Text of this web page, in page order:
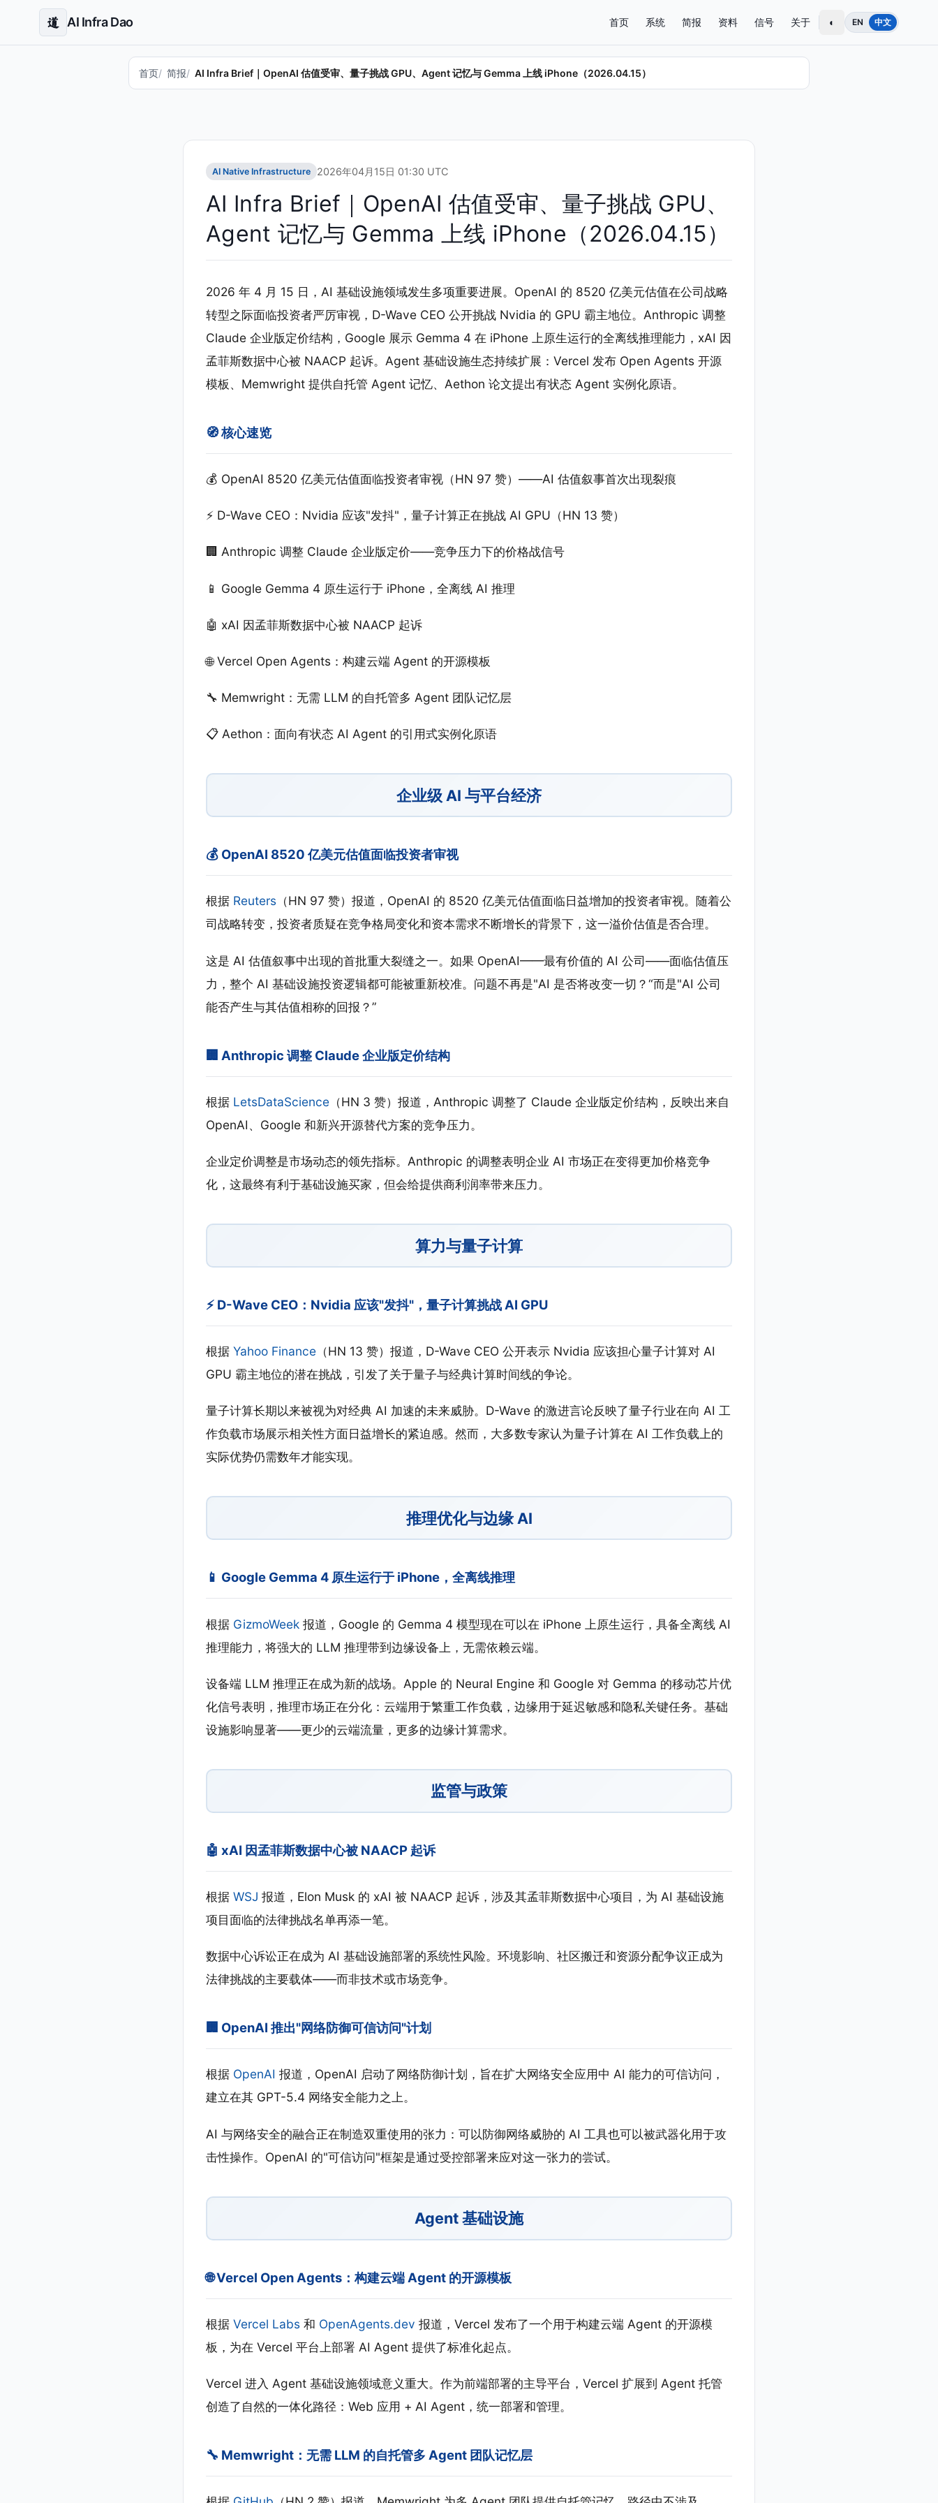
道 AI Infra Dao 首页 系统 简报 资料 信号 关于 ◐ EN 中文
首页 简报 AI Infra Brief｜OpenAI 估值受审、量子挑战 GPU、Agent 记忆与 Gemma 上线 iPhone（2026.04.15）
AI Native Infrastructure 2026年04月15日 01:30 UTC
AI Infra Brief｜OpenAI 估值受审、量子挑战 GPU、
Agent 记忆与 Gemma 上线 iPhone（2026.04.15）
2026 年 4 月 15 日，AI 基础设施领域发生多项重要进展。OpenAI 的 8520 亿美元估值在公司战略
转型之际面临投资者严厉审视，D-Wave CEO 公开挑战 Nvidia 的 GPU 霸主地位。Anthropic 调整
Claude 企业版定价结构，Google 展示 Gemma 4 在 iPhone 上原生运行的全离线推理能力，xAI 因
孟菲斯数据中心被 NAACP 起诉。Agent 基础设施生态持续扩展：Vercel 发布 Open Agents 开源
模板、Memwright 提供自托管 Agent 记忆、Aethon 论文提出有状态 Agent 实例化原语。
🧭 核心速览
💰 OpenAI 8520 亿美元估值面临投资者审视（HN 97 赞）——AI 估值叙事首次出现裂痕
⚡ D-Wave CEO：Nvidia 应该"发抖"，量子计算正在挑战 AI GPU（HN 13 赞）
🏢 Anthropic 调整 Claude 企业版定价——竞争压力下的价格战信号
📱 Google Gemma 4 原生运行于 iPhone，全离线 AI 推理
🤖 xAI 因孟菲斯数据中心被 NAACP 起诉
🌐 Vercel Open Agents：构建云端 Agent 的开源模板
🔧 Memwright：无需 LLM 的自托管多 Agent 团队记忆层
📋 Aethon：面向有状态 AI Agent 的引用式实例化原语
企业级 AI 与平台经济
💰 OpenAI 8520 亿美元估值面临投资者审视
根据 Reuters （HN 97 赞）报道，OpenAI 的 8520 亿美元估值面临日益增加的投资者审视。随着公
司战略转变，投资者质疑在竞争格局变化和资本需求不断增长的背景下，这一溢价估值是否合理。
这是 AI 估值叙事中出现的首批重大裂缝之一。如果 OpenAI——最有价值的 AI 公司——面临估值压
力，整个 AI 基础设施投资逻辑都可能被重新校准。问题不再是"AI 是否将改变一切？“而是"AI 公司
能否产生与其估值相称的回报？”
🏢 Anthropic 调整 Claude 企业版定价结构
根据 LetsDataScience （HN 3 赞）报道，Anthropic 调整了 Claude 企业版定价结构，反映出来自
OpenAI、Google 和新兴开源替代方案的竞争压力。
企业定价调整是市场动态的领先指标。Anthropic 的调整表明企业 AI 市场正在变得更加价格竞争
化，这最终有利于基础设施买家，但会给提供商利润率带来压力。
算力与量子计算
⚡ D-Wave CEO：Nvidia 应该"发抖"，量子计算挑战 AI GPU
根据 Yahoo Finance （HN 13 赞）报道，D-Wave CEO 公开表示 Nvidia 应该担心量子计算对 AI
GPU 霸主地位的潜在挑战，引发了关于量子与经典计算时间线的争论。
量子计算长期以来被视为对经典 AI 加速的未来威胁。D-Wave 的激进言论反映了量子行业在向 AI 工
作负载市场展示相关性方面日益增长的紧迫感。然而，大多数专家认为量子计算在 AI 工作负载上的
实际优势仍需数年才能实现。
推理优化与边缘 AI
📱 Google Gemma 4 原生运行于 iPhone，全离线推理
根据 GizmoWeek 报道，Google 的 Gemma 4 模型现在可以在 iPhone 上原生运行，具备全离线 AI
推理能力，将强大的 LLM 推理带到边缘设备上，无需依赖云端。
设备端 LLM 推理正在成为新的战场。Apple 的 Neural Engine 和 Google 对 Gemma 的移动芯片优
化信号表明，推理市场正在分化：云端用于繁重工作负载，边缘用于延迟敏感和隐私关键任务。基础
设施影响显著——更少的云端流量，更多的边缘计算需求。
监管与政策
🤖 xAI 因孟菲斯数据中心被 NAACP 起诉
根据 WSJ 报道，Elon Musk 的 xAI 被 NAACP 起诉，涉及其孟菲斯数据中心项目，为 AI 基础设施
项目面临的法律挑战名单再添一笔。
数据中心诉讼正在成为 AI 基础设施部署的系统性风险。环境影响、社区搬迁和资源分配争议正成为
法律挑战的主要载体——而非技术或市场竞争。
🏢 OpenAI 推出"网络防御可信访问"计划
根据 OpenAI 报道，OpenAI 启动了网络防御计划，旨在扩大网络安全应用中 AI 能力的可信访问，
建立在其 GPT-5.4 网络安全能力之上。
AI 与网络安全的融合正在制造双重使用的张力：可以防御网络威胁的 AI 工具也可以被武器化用于攻
击性操作。OpenAI 的"可信访问"框架是通过受控部署来应对这一张力的尝试。
Agent 基础设施
🌐 Vercel Open Agents：构建云端 Agent 的开源模板
根据 Vercel Labs 和 OpenAgents.dev 报道，Vercel 发布了一个用于构建云端 Agent 的开源模
板，为在 Vercel 平台上部署 AI Agent 提供了标准化起点。
Vercel 进入 Agent 基础设施领域意义重大。作为前端部署的主导平台，Vercel 扩展到 Agent 托管
创造了自然的一体化路径：Web 应用 + AI Agent，统一部署和管理。
🔧 Memwright：无需 LLM 的自托管多 Agent 团队记忆层